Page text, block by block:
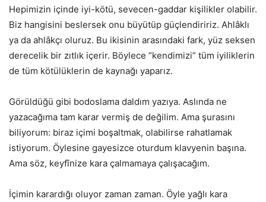
Hepimizin içinde iyi-kötü, sevecen-gaddar kişilikler olabilir.
Biz hangisini beslersek onu büyütüp güçlendiririz. Ahlâklı
ya da ahlâkçı oluruz. Bu ikisinin arasındaki fark, yüz seksen
derecelik bir zıtlık içerir. Böylece “kendimizi” tüm iyiliklerin
de tüm kötülüklerin de kaynağı yaparız.
Görüldüğü gibi bodoslama daldım yazıya. Aslında ne
yazacağıma tam karar vermiş de değilim. Ama şurasını
biliyorum: biraz içimi boşaltmak, olabilirse rahatlamak
istiyorum. Öylesine gayesizce oturdum klavyenin başına.
Ama söz, keyfînize kara çalmamaya çalışacağım.
İçimin karardığı oluyor zaman zaman. Öyle yağlı kara